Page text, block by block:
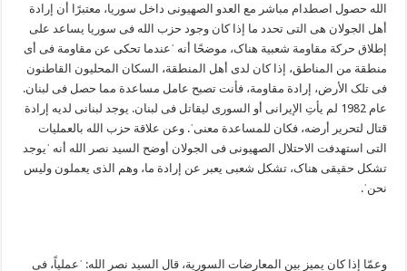
الله حصول اصطدام مباشر مع العدو الصهیونی داخل سوریا، معتبرًا أن إرادة
أهل الجولان هی التی تحدد ما إذا کان وجود حزب الله فی سوریا یساعد علی
إطلاق حرکة مقاومة شعبیة هناک، موضحًا أنه ˈعندما تحکی عن مقاومة فی أی
منطقة من المناطق، إذا کان لدی أهل المنطقة، السکان المحلیون القاطنون
فی تلک الأرض، إرادة مقاومة، فأنت تصبح عامل مساعدة مما حصل فی لبنان.
عام 1982 لم یأتِ الإیرانی أو السوری لیقاتل فی لبنان. یوجد لبنانی لدیه إرادة
قتال لتحریر أرضه، فکان للمساعدة معنیˈ. وعن علاقة حزب الله بالعملیات
التی استهدفت الاحتلال الصهیونی فی الجولان أوضح السید نصر الله أنه ˈیوجد
تشکل حقیقی هناک، تشکل شعبی یعبر عن إرادة ما، وهم الذی یعملون ولیس
نحنˈ.
وعمّا إذا کان یمیز بین المعارضات السوریة، قال السید نصر الله: ˈعملیاً، فی